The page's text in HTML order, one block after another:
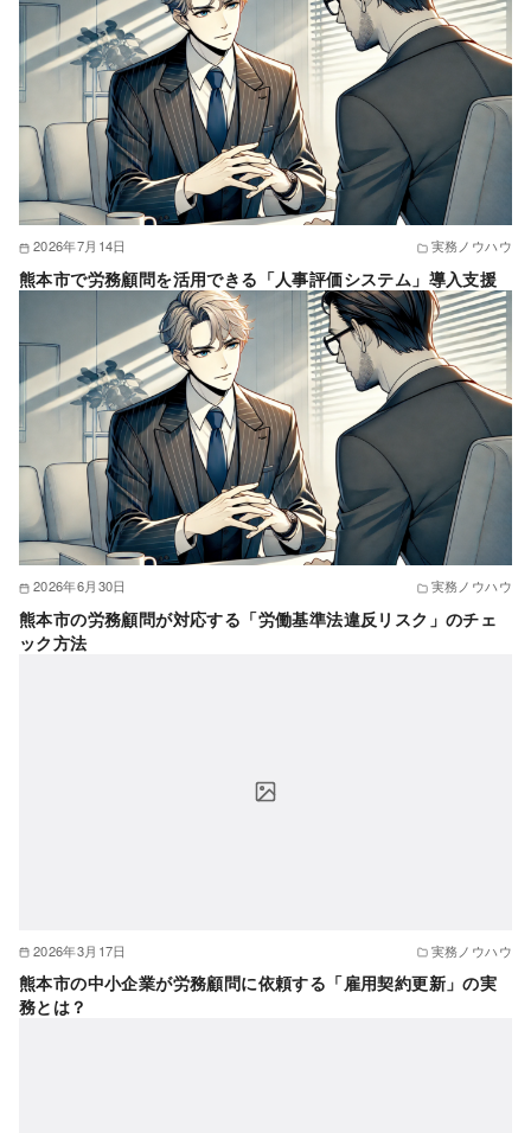
2026年7月14日 実務ノウハウ
熊本市で労務顧問を活用できる「人事評価システム」導入支援
2026年6月30日 実務ノウハウ
熊本市の労務顧問が対応する「労働基準法違反リスク」のチェ
ック方法
2026年3月17日 実務ノウハウ
熊本市の中小企業が労務顧問に依頼する「雇用契約更新」の実
務とは？